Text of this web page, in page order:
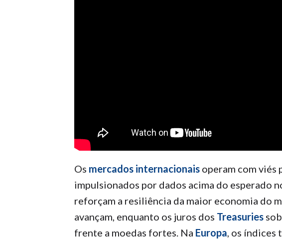
Os mercados internacionaisoperam com viés
impulsionados por dados acima do esperado
reforçam a resiliência da maior economia do
avançam, enquanto os juros dos Treasuries
frente a moedas fortes. Na Europa, os índices